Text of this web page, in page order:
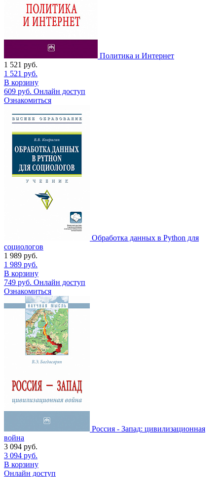
Политика и Интернет
1 521 руб.
1 521 руб.
В корзину
609 руб. Онлайн доступ
Ознакомиться
Обработка данных в Python для
социологов
1 989 руб.
1 989 руб.
В корзину
749 руб. Онлайн доступ
Ознакомиться
Россия - Запад: цивилизационная
война
3 094 руб.
3 094 руб.
В корзину
Онлайн доступ